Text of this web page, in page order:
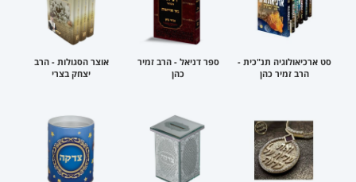
סט ארכיאולוגיה תנ"כית -
הרב זמיר כהן
ספר דניאל - הרב זמיר
כהן
אוצר הסגולות - הרב
יצחק בצרי